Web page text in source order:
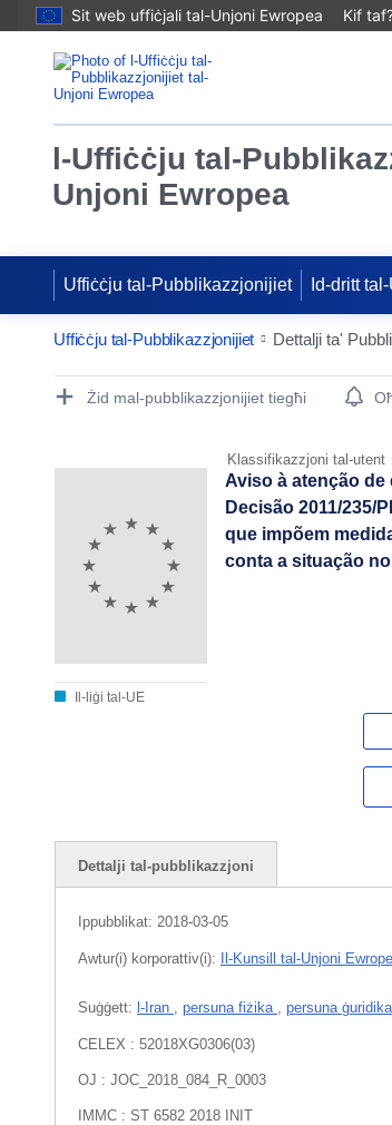
Sit web uffiċjali tal-Unjoni Ewropea Kif
l-Uffiċċju tal-
Unjoni Ewropea
Uffiċċju tal-Pubblikazzjonijiet Id-dritt
Uffiċċju tal-Pubblikazzjonijiet Dettalji ta'
Publication Detail Actions
Żid mal-pubblikazzjonijiet tiegħi
Klassifikazzjoni tal-utent
Il-liġi tal-UE
Aviso à atenção
Decisão 2011/235/
que impõem
conta a situação
Dettalji tal-pubblikazzjoni
Ippubblikat: 2018-03-05
Awtur(i) korporattiv(i): Il-Kunsill tal-Unjoni
Suġġett: l-Iran , persuna fiżika , persuna ġuridika
CELEX : 52018XG0306(03)
OJ : JOC_2018_084_R_0003
IMMC : ST 6582 2018 INIT